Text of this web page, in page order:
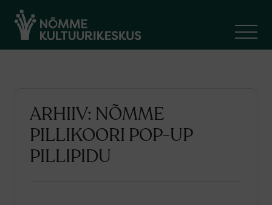
ARHIIV: NÕMME
PILLIKOORI POP-UP
PILLIPIDU